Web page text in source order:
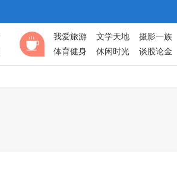
我爱旅游 文学天地 摄影一族
体育健身
休闲时光 谈股论金